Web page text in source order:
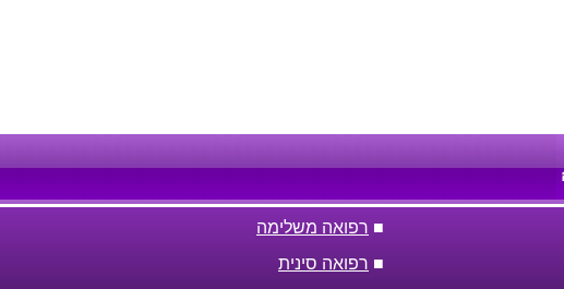
■ רפואה משלימה
■ רפואה סינית